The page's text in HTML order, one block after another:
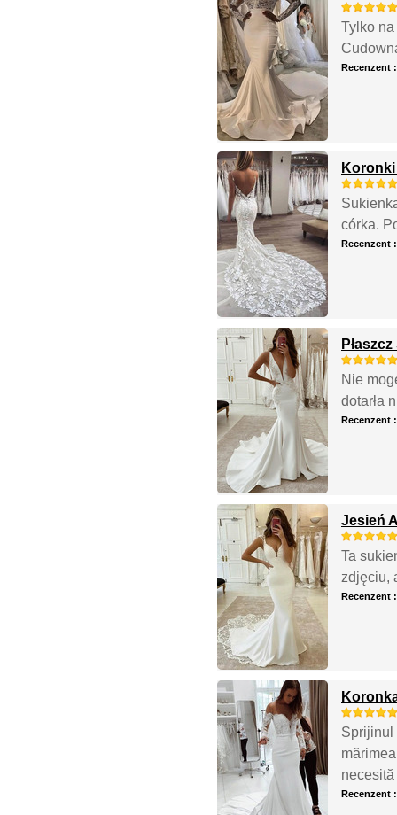
Tylko
Recenzent
Koronki
córka.
Recenzent
Nie
dotarła
Recenzent
Jesień
Ta
zdjęciu,
Recenzent
Sprijinul
Recenzent